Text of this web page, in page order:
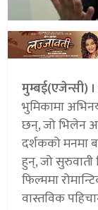
मुम्बई(एजेन्सी) ।
भुमिकामा
छन्, जो भिलेन
दर्शकको मनमा
हुन्, जो सुरुवाती
फिल्ममा
वास्तविक